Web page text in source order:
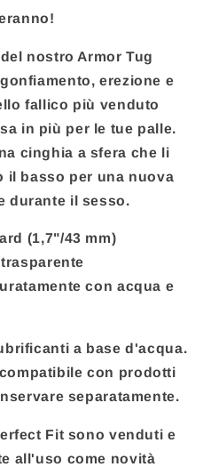
nostro Armor Tug
erezione e
fallico più venduto
in più per le tue palle.
cinghia a sfera che li
il basso per una nuova
durante il sesso.
(1,7"/43 mm)
con acqua e
a base d'acqua.
con prodotti
separatamente.
Fit sono venduti e
all'uso come novità